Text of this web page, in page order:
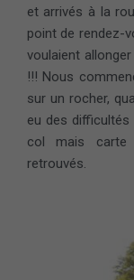
et arrivés à la
point de rendez-
voulaient
!!! Nous
sur un rocher,
eu des
col mais
retrouvés.